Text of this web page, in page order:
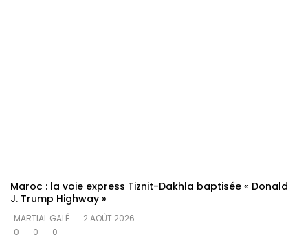
Maroc : la voie express Tiznit-Dakhla baptisée « Donald
J. Trump Highway »
MARTIAL GALÉ
2 AOÛT 2026
0
0 0